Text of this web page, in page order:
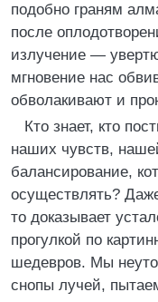
подобно граням
после
излучение —
мгновение нас
обволакивают и
Кто знает, кто
наших чувств,
балансирование,
осуществлять?
то доказывает
прогулкой по
шедевров. Мы
снопы лучей,